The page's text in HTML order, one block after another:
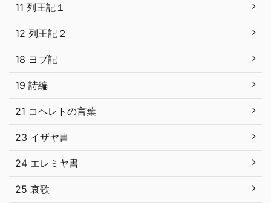
11 列王記１
12 列王記２
18 ヨブ記
19 詩編
21 コヘレトの言葉
23 イザヤ書
24 エレミヤ書
25 哀歌